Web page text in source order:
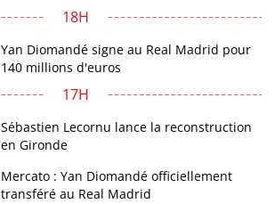
18H
Yan Diomandé signe au Real Madrid pour
140 millions d'euros
17H
Sébastien Lecornu lance la reconstruction
en Gironde
Mercato : Yan Diomandé officiellement
transféré au Real Madrid